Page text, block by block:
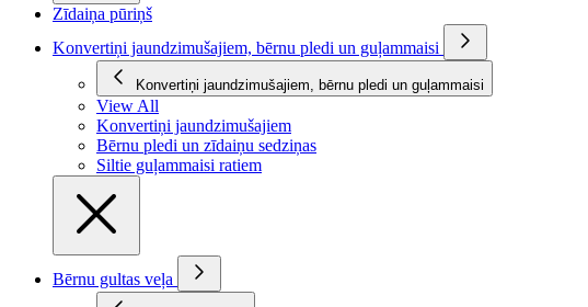
Zīdaiņa pūriņš
Konvertiņi jaundzimušajiem, bērnu pledi un guļammaisi
Konvertiņi jaundzimušajiem, bērnu pledi un guļammaisi
View All
Konvertiņi jaundzimušajiem
Bērnu pledi un zīdaiņu sedziņas
Siltie guļammaisi ratiem
Bērnu gultas veļa